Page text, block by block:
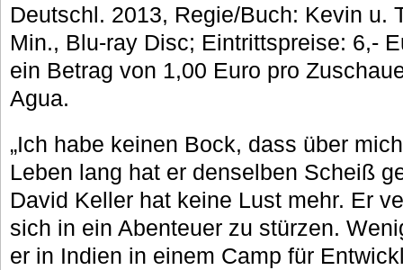
Deutschl. 2013, Regie/Buch: Kevin u.
Min., Blu-ray Disc; Eintrittspreise: 6,-
ein Betrag von 1,00 Euro pro
Agua.
„Ich habe keinen Bock, dass über
Leben lang hat er denselben Scheiß
David Keller hat keine Lust mehr. Er
sich in ein Abenteuer zu stürzen.
er in Indien in einem Camp für